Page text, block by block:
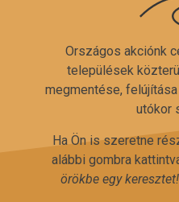
Országos akciónk
települések
megmentése,
utókor
Ha Ön is szeretne
alábbi gombra
örökbe egy keresztet!